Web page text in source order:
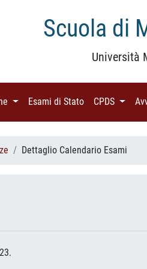
Scuola di
Università
(current)Esami di Stato (current)
CPDS
Dettaglio Calendario Esami